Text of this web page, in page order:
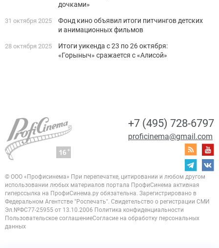
дочками»
31 октября 2025
Фонд кино объявил итоги питчингов детских
и анимационных фильмов
28 октября 2025
Итоги уикенда с 23 по 26 октября:
«Горыныч» сражается с «Алисой»
+7 (495) 728-6797
proficinema@gmail.com
© ООО «Профисинема» При перепечатке, цитировании и любом другом
использовании любых материалов портала ПрофиСинема активная
гиперссылка на ПрофиСинема.ру обязательна. Зарегистрировано в
Федеральном Агентстве "Роспечать". Свидетельство о регистрации СМИ
Эл.№ФС77-25955 от 13.10.2006 Политика конфиденциальности
Пользовательское соглашениеСогласие на обработку персональных
данных